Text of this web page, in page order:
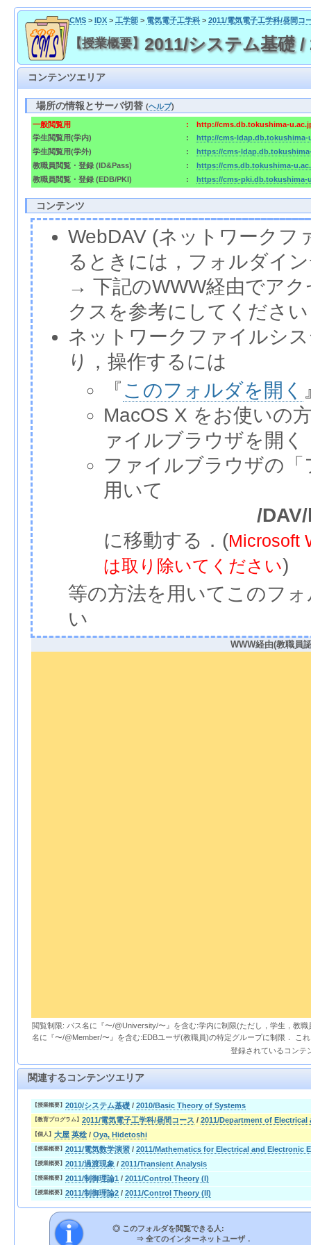
CMS> IDX> 工学部> 電気電子工学科> 2011/電気電子工学科/昼間コ
【授業概要】 2011/システム基礎
コンテンツエリア
場所の情報とサーバ切替(ヘルプ)
一般閲覧用 :
http://cms.db.tokushima-
学生閲覧用(学内)
:
http://cms-ldap.db.tokushima-
学生閲覧用(学外)
:
https://cms-
教職員閲覧・登録 (ID&Pass)
:
https://cms.db.tokushima-
教職員閲覧・登録 (EDB/PKI)
: https://cms-pki.db.tokushima-
コンテンツ
WebDAV (ネットワーク
るときには，フォルダイ
→ 下記のWWW経由でア
クスを参考にしてくださ
ネットワークファイルシ
り，操作するには
『このフォルダを開く
MacOS X をお使いの
ァイルブラウザを開く
ファイルブラウザの
用いて
/
に移動する．(Microsoft
は取り除いてください)
等の方法を用いてこのフ
い
WWW経由(教職員
閲覧制限: パス名に『〜/@University/〜』を含む:学内に制限(ただし，学生，教
名に『〜/@Member/〜』を含む:EDBユーザ(教職員)の特定グループに制限． こ
登録されているコンテ
関連するコンテンツエリア
【授業概要】 2010/システム基礎 / 2010/Basic Theory of Systems
【教育プログラム】 2011/電気電子工学科/昼間コース / 2011/Department of
【個人】 大屋 英稔 / Oya, Hidetoshi
【授業概要】 2011/電気数学演習 / 2011/Mathematics for Electrical and Electronic
【授業概要】 2011/過渡現象 / 2011/Transient Analysis
【授業概要】 2011/制御理論1 / 2011/Control Theory (I)
【授業概要】 2011/制御理論2 / 2011/Control Theory (II)
◎ このフォルダを閲覧できる人:
⇒ 全てのインターネットユーザ．